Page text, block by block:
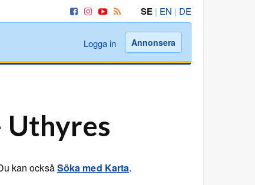
SE | EN | DE
Logga in Annonsera
Uthyres
kan ocksåSöka med Karta.